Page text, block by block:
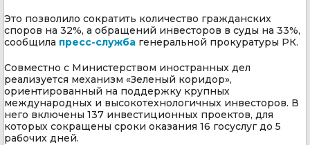
Это позволило сократить количество гражданских
споров на 32%, а обращений инвесторов в суды на 33%,
сообщила пресс-служба генеральной прокуратуры РК.
Совместно с Министерством иностранных дел
реализуется механизм «Зеленый коридор»,
ориентированный на поддержку крупных
международных и высокотехнологичных инвесторов. В
него включены 137 инвестиционных проектов, для
которых сокращены сроки оказания 16 госуслуг до 5
рабочих дней.